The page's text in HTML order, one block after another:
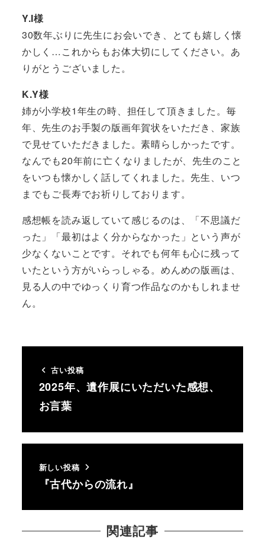
Y.I様
30数年ぶりに先生にお会いでき、とても嬉しく懐
かしく…これからもお体大切にしてください。あ
りがとうございました。
K.Y様
姉が小学校1年生の時、担任して頂きました。毎
年、先生のお手製の版画年賀状をいただき、家族
で見せていただきました。素晴らしかったです。
なんでも20年前に亡くなりましたが、先生のこと
をいつも懐かしく話してくれました。先生、いつ
までもご長寿でお祈りしております。
感想帳を読み返していて感じるのは、「不思議だ
った」「最初はよく分からなかった」という声が
少なくないことです。それでも何年も心に残って
いたという方がいらっしゃる。めんめの版画は、
見る人の中でゆっくり育つ作品なのかもしれませ
ん。
古い投稿
2025年、遺作展にいただいた感想、
お言葉
新しい投稿
『古代からの流れ』
関連記事